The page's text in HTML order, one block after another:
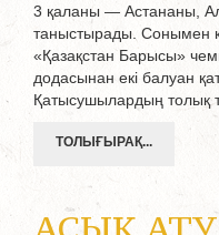
3 қаланы — Астананы,
таныстырады. Сонымен
«Қазақстан Барысы»
додасынан екі балуан
Қатысушылардың толық
ТОЛЫҒЫРАҚ...